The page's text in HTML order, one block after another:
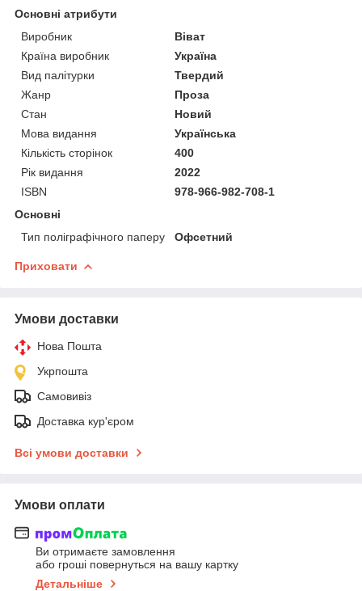
Основні атрибути
Виробник
Віват
Країна виробник
Україна
Вид палітурки
Твердий
Жанр
Проза
Стан
Новий
Мова видання
Українська
Кількість сторінок
400
Рік видання
2022
ISBN
978-966-982-708-1
Основні
Тип поліграфічного паперу
Офсетний
Приховати
Умови доставки
Нова Пошта
Укрпошта
Самовивіз
Доставка кур'єром
Всі умови доставки
Умови оплати
Ви отримаєте замовлення
або гроші повернуться на вашу картку
Детальніше